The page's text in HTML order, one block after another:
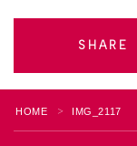
SHARE
HOME ＞ IMG_2117